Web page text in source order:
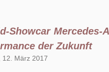
Showcar Mercedes-
der Zukunft
12. März 2017